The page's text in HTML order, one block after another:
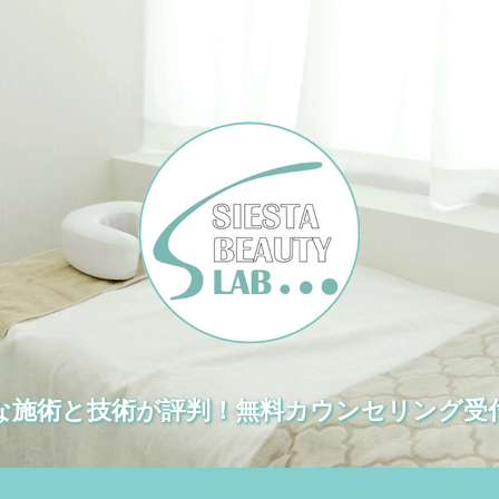
施術と技術が評判！無料カウンセリング受